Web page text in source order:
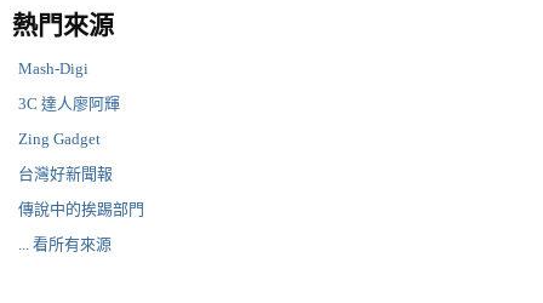
熱門來源
Mash-Digi
3C 達人廖阿輝
Zing Gadget
台灣好新聞報
傳說中的挨踢部門
... 看所有來源